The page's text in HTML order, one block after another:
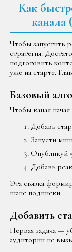
Как
канала
Чтобы запустить
стратегия.
подготовить
уже на старте.
Базовый
Чтобы канал
Добавь
Запусти
Опубликуй
Добавь
Эта связка
шанс подписки.
Добавить
Первая задача —
аудитории не